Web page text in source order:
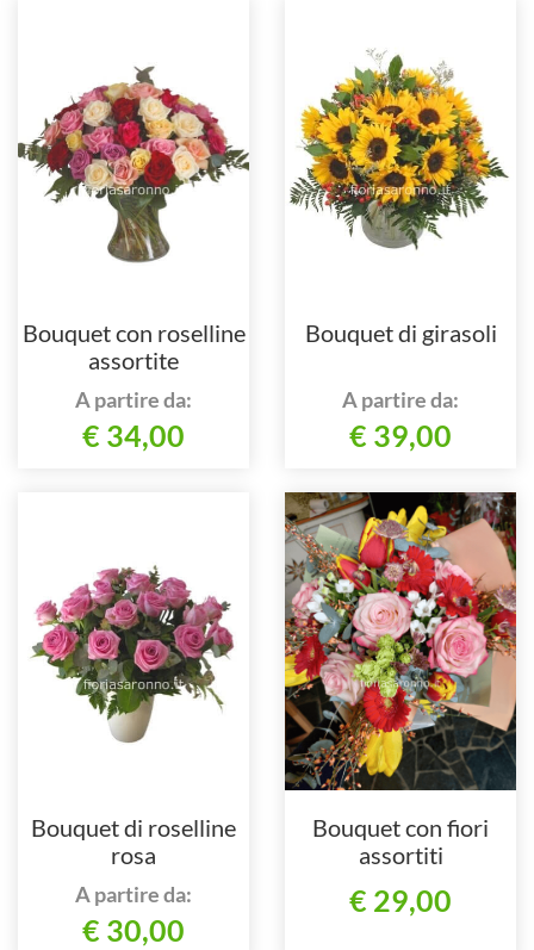
Bouquet con roselline
assortite
A partire da:
€ 34,00
Bouquet di girasoli
A partire da:
€ 39,00
Bouquet di roselline
rosa
A partire da:
€ 30,00
Bouquet con fiori
assortiti
€ 29,00